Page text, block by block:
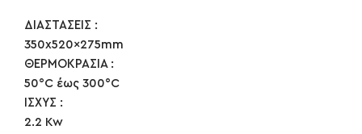
ΔΙΑΣΤΑΣΕΙΣ :
350x520x275mm
ΘΕΡΜΟΚΡΑΣΙΑ :
50°C έως 300°C
ΙΣΧΥΣ :
2.2 Kw